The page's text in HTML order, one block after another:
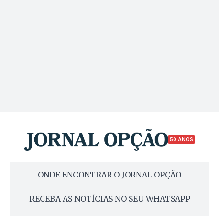
50 ANOS
ONDE ENCONTRAR O JORNAL OPÇÃO
RECEBA AS NOTÍCIAS NO SEU WHATSAPP